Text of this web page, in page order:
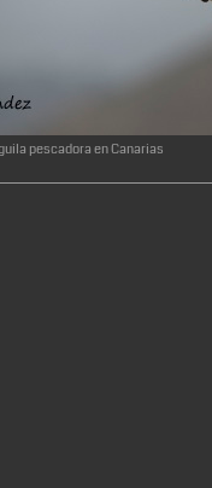
pescadora en Canarias